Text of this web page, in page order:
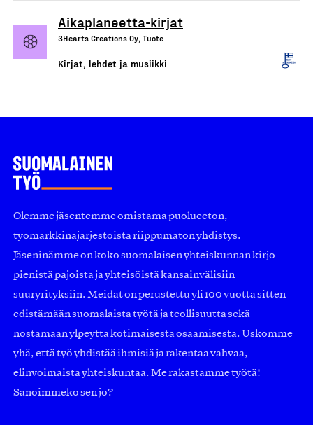
Aikaplaneetta-kirjat
3Hearts Creations Oy, Tuote
Kirjat, lehdet ja musiikki
Olemme jäsentemme omistama puolueeton,
työmarkkinajärjestöistä riippumaton yhdistys.
Jäseninämme on koko suomalaisen yhteiskunnan kirjo
pienistä pajoista ja yhteisöistä kansainvälisiin
suuryrityksiin. Meidät on perustettu yli 100 vuotta sitten
edistämään suomalaista työtä ja teollisuutta sekä
nostamaan ylpeyttä kotimaisesta osaamisesta. Uskomme
yhä, että työ yhdistää ihmisiä ja rakentaa vahvaa,
elinvoimaista yhteiskuntaa. Me rakastamme työtä!
Sanoimmeko sen jo?